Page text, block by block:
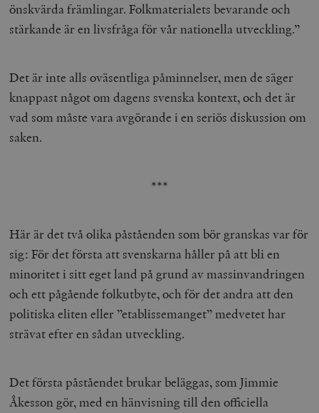
önskvärda främlingar. Folkmaterialets bevarande och
stärkande är en livsfråga för vår nationella utveckling.”
Det är inte alls oväsentliga påminnelser, men de säger
knappast något om dagens svenska kontext, och det är
vad som måste vara avgörande i en seriös diskussion om
saken.
***
Här är det två olika påståenden som bör granskas var för
sig: För det första att svenskarna håller på att bli en
minoritet i sitt eget land på grund av massinvandringen
och ett pågående folkutbyte, och för det andra att den
politiska eliten eller ”etablissemanget” medvetet har
strävat efter en sådan utveckling.
Det första påståendet brukar beläggas, som Jimmie
Åkesson gör, med en hänvisning till den officiella